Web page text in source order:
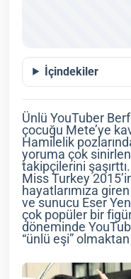
İçindekiler
Ünlü YouTuber
çocuğu Mete’ye
Hamilelik
yoruma çok
takipçilerini şaşırttı.
Miss Turkey
hayatlarımıza
ve sunucu Eser
çok popüler bir
döneminde
“ünlü eşi” olmaktan